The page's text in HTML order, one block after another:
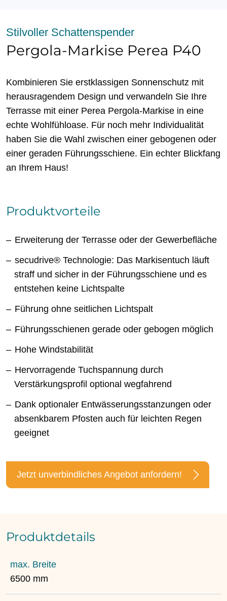
Stilvoller Schattenspender
Pergola-Markise Perea P40
Kombinieren Sie erstklassigen Sonnenschutz mit
herausragendem Design und verwandeln Sie Ihre
Terrasse mit einer Perea Pergola-Markise in eine
echte Wohlfühloase. Für noch mehr Individualität
haben Sie die Wahl zwischen einer gebogenen oder
einer geraden Führungsschiene. Ein echter Blickfang
an Ihrem Haus!
Produktvorteile
Erweiterung der Terrasse oder der Gewerbefläche
secudrive® Technologie: Das Markisentuch läuft
straff und sicher in der Führungsschiene und es
entstehen keine Lichtspalte
Führung ohne seitlichen Lichtspalt
Führungsschienen gerade oder gebogen möglich
Hohe Windstabilität
Hervorragende Tuchspannung durch
Verstärkungsprofil optional wegfahrend
Dank optionaler Entwässerungsstanzungen oder
absenkbarem Pfosten auch für leichten Regen
geeignet
Jetzt unverbindliches Angebot anfordern!
Produktdetails
max. Breite
6500 mm